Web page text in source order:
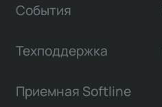
События
Техподдержка
Приемная Softline